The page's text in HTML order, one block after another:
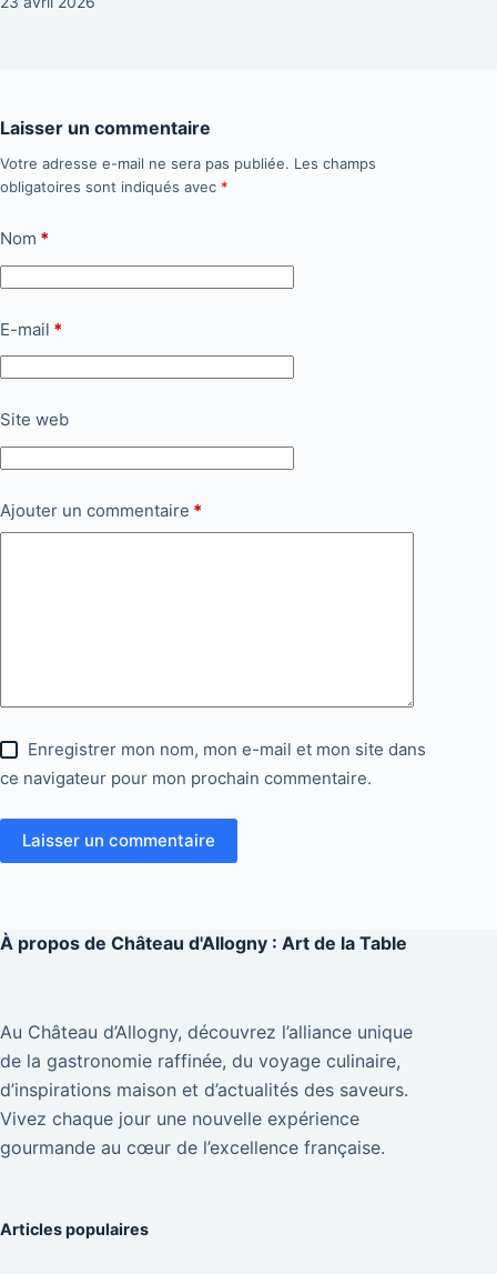
Laisser un commentaire
Votre adresse e-mail ne sera pas publiée. Les champs
obligatoires sont indiqués avec *
Nom *
E-mail *
Site web
Ajouter un commentaire *
Enregistrer mon nom, mon e-mail et mon site dans
ce navigateur pour mon prochain commentaire.
Laisser un commentaire
À propos de Château d'Allogny : Art de la Table
Au Château d’Allogny, découvrez l’alliance unique
de la gastronomie raffinée, du voyage culinaire,
d’inspirations maison et d’actualités des saveurs.
Vivez chaque jour une nouvelle expérience
gourmande au cœur de l’excellence française.
Articles populaires